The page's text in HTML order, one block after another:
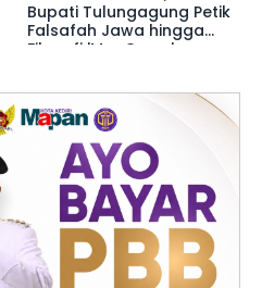
Bupati Tulungagung Petik
Falsafah Jawa hingga
Filosofi 'MacGyver'